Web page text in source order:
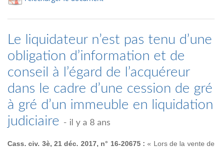
Le liquidateur n’est pas tenu d’une
obligation d’information et de
conseil à l’égard de l’acquéreur
dans le cadre d’une cession de gré
à gré d’un immeuble en liquidation
judiciaire - il y a 8 ans
Cass. civ. 3è, 21 déc. 2017, n° 16-20675 :« Lors de la vente de